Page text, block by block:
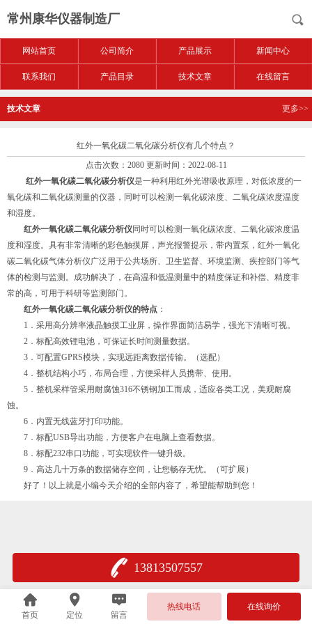
常州康华仪器制造厂
网站首页 公司简介 产品展示 新闻中心
联系我们 产品目录 技术文章 在线留言
技术文章 更多>>
红外一氧化碳二氧化碳分析仪有几个特点？
点击次数：2080 更新时间：2022-08-11
红外一氧化碳二氧化碳分析仪是一种利用红外光谱吸收原理，对低浓度的一
氧化碳和二氧化碳测量的仪器，同时可以检测一氧化碳浓度、二氧化碳浓度温度
和湿度。
红外一氧化碳二氧化碳分析仪同时可以检测一氧化碳浓度、二氧化碳浓度温
度和湿度。具有非常清晰的彩色触摸屏，声光报警提示，带内置泵，红外一氧化
碳二氧化碳气体分析仪广泛用于公共场所、卫生监督、环境监测、疾控部门等气
体的检测与监测。成功解决了，在高温和低温测量中的精度保证和补偿、精度非
常的高，可用于科研等监测部门。
红外一氧化碳二氧化碳分析仪的特点 ：
1．采用高分辨率液晶触摸工业屏，操作界面简洁易学，强光下清晰可视。
2．标配高效锂电池，可保证长时间测量数据。
3．可配置GPRS模块，实现远距离数据传输。（选配）
4．整机结构小巧，布局合理，方便采样人员携带、使用。
5．整机采样管采用耐腐蚀316不锈钢加工而成，适应各类工况，美观耐腐
蚀。
6．内置无线蓝牙打印功能。
7．标配USB导出功能，方便客户在电脑上查看数据。
8．标配232串口功能，可实现软件一键升级。
9．高达几十万条的数据储存空间，让您畅存无忧。（可扩展）
好了！以上就是小编今天介绍的全部内容了，希望能帮助到您！
13813507557
首页 定位 留言
热线电话 在线询价